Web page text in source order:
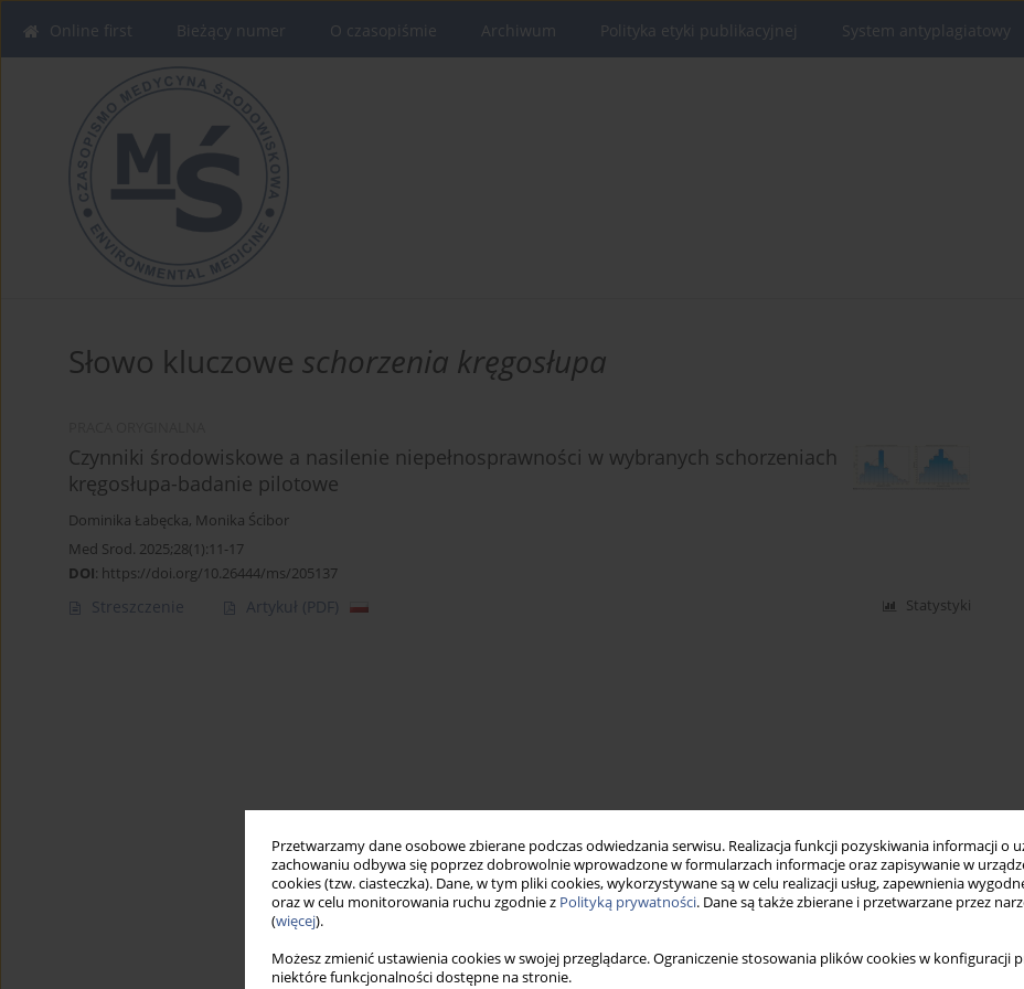
Przetwarzamy dane osobowe zbierane podczas odwiedzania serwisu. Realizacja funkcji pozyskiwania informacji o
zachowaniu odbywa się poprzez dobrowolnie wprowadzone w formularzach informacje oraz zapisywanie w
cookies (tzw. ciasteczka). Dane, w tym pliki cookies, wykorzystywane są w celu realizacji usług, zapewnienia
oraz w celu monitorowania ruchu zgodnie z Polityką prywatności. Dane są także zbierane i przetwarzane przez
(więcej).
Możesz zmienić ustawienia cookies w swojej przeglądarce. Ograniczenie stosowania plików cookies w konfiguracji
niektóre funkcjonalności dostępne na stronie.
Online first Bieżący numer O czasopiśmie Archiwum Polityka etyki publikacyjnej System antyplagiatowy
Słowo kluczowe schorzenia kręgosłupa
Czynniki środowiskowe a nasilenie niepełnosprawności w wybranych schorzeniach
kręgosłupa-badanie pilotowe
Dominika Łabęcka, Monika Ścibor
Med Srod. 2025;28(1):11-17
DOI: https://doi.org/10.26444/ms/205137
Streszczenie Artykuł (PDF) Statystyki